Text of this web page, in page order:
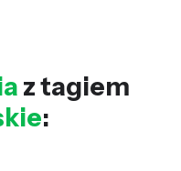
z tagiem
: